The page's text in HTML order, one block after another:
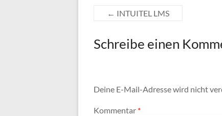
← INTUITEL LMS
Schreibe einen
Deine E-Mail-Adresse wird nicht
Kommentar *